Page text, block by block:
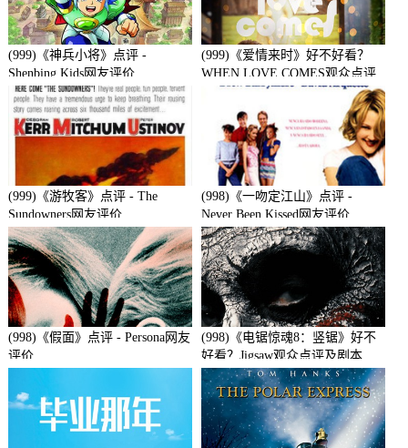
(999)《神兵小将》点评 -
Shenbing Kids网友评价
(999)《爱情来时》好不好看？
WHEN LOVE COMES观众点评
(999)《游牧客》点评 - The
Sundowners网友评价
(998)《一吻定江山》点评 -
Never Been Kissed网友评价
(998)《假面》点评 - Persona网友
评价
(998)《电锯惊魂8：竖锯》好不
好看？Jigsaw观众点评及剧本